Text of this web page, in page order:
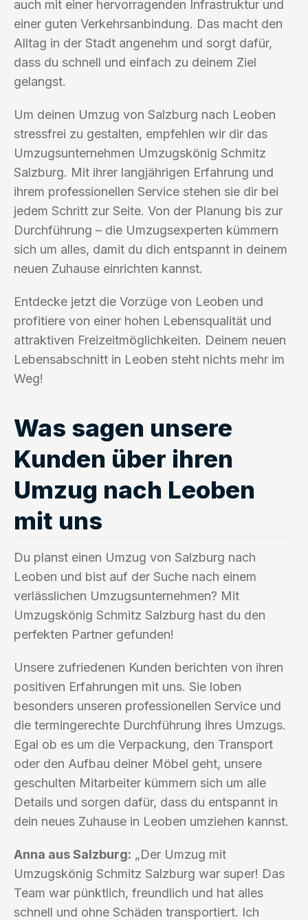
auch mit einer hervorragenden Infrastruktur und
einer guten Verkehrsanbindung. Das macht den
Alltag in der Stadt angenehm und sorgt dafür,
dass du schnell und einfach zu deinem Ziel
gelangst.
Um deinen Umzug von Salzburg nach Leoben
stressfrei zu gestalten, empfehlen wir dir das
Umzugsunternehmen Umzugskönig Schmitz
Salzburg. Mit ihrer langjährigen Erfahrung und
ihrem professionellen Service stehen sie dir bei
jedem Schritt zur Seite. Von der Planung bis zur
Durchführung – die Umzugsexperten kümmern
sich um alles, damit du dich entspannt in deinem
neuen Zuhause einrichten kannst.
Entdecke jetzt die Vorzüge von Leoben und
profitiere von einer hohen Lebensqualität und
attraktiven Freizeitmöglichkeiten. Deinem neuen
Lebensabschnitt in Leoben steht nichts mehr im
Weg!
Was sagen unsere
Kunden über ihren
Umzug nach Leoben
mit uns
Du planst einen Umzug von Salzburg nach
Leoben und bist auf der Suche nach einem
verlässlichen Umzugsunternehmen? Mit
Umzugskönig Schmitz Salzburg hast du den
perfekten Partner gefunden!
Unsere zufriedenen Kunden berichten von ihren
positiven Erfahrungen mit uns. Sie loben
besonders unseren professionellen Service und
die termingerechte Durchführung ihres Umzugs.
Egal ob es um die Verpackung, den Transport
oder den Aufbau deiner Möbel geht, unsere
geschulten Mitarbeiter kümmern sich um alle
Details und sorgen dafür, dass du entspannt in
dein neues Zuhause in Leoben umziehen kannst.
Anna aus Salzburg: „Der Umzug mit
Umzugskönig Schmitz Salzburg war super! Das
Team war pünktlich, freundlich und hat alles
schnell und ohne Schäden transportiert. Ich